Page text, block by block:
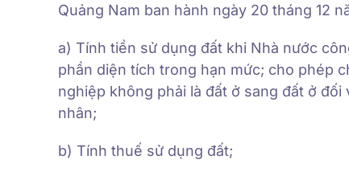
Quảng Nam ban hành ngày 20 tháng 12
a) Tính tiền sử dụng đất khi Nhà nước
phần diện tích trong hạn mức; cho phép
nghiệp không phải là đất ở sang đất ở
nhân;
b) Tính thuế sử dụng đất;